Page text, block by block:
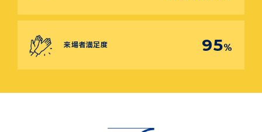
来場者満足度 95%